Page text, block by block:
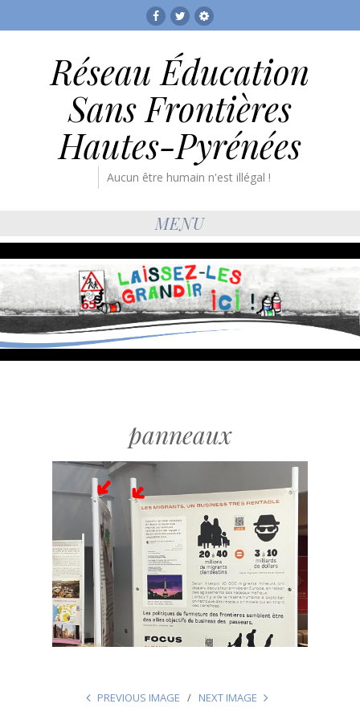
Facebook
TwitterRESF
Réseau Éducation
Sans Frontières
Hautes-Pyrénées
Aucun être humain n'est illégal !
MENU
panneaux
PREVIOUS IMAGE NEXT IMAGE